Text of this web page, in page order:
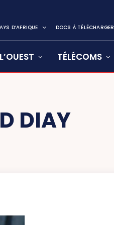
D’AFRIQUE DOCS À TÉLÉCHARGER
TÉLÉCOMS
DIAY